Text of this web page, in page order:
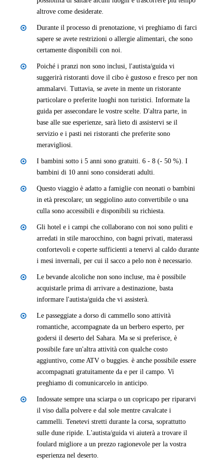
altrove come desiderate.
Durante il processo di prenotazione, vi preghiamo di farci
sapere se avete restrizioni o allergie alimentari, che sono
certamente disponibili con noi.
Poiché i pranzi non sono inclusi, l'autista/guida vi
suggerirà ristoranti dove il cibo è gustoso e fresco per non
ammalarvi. Tuttavia, se avete in mente un ristorante
particolare o preferite luoghi non turistici. Informate la
guida per assecondare le vostre scelte. D'altra parte, in
base alle sue esperienze, sarà lieto di assistervi se il
servizio e i pasti nei ristoranti che preferite sono
meravigliosi.
I bambini sotto i 5 anni sono gratuiti. 6 - 8 (- 50 %). I
bambini di 10 anni sono considerati adulti.
Questo viaggio è adatto a famiglie con neonati o bambini
in età prescolare; un seggiolino auto convertibile o una
culla sono accessibili e disponibili su richiesta.
Gli hotel e i campi che collaborano con noi sono puliti e
arredati in stile marocchino, con bagni privati, materassi
confortevoli e coperte sufficienti a tenervi al caldo durante
i mesi invernali, per cui il sacco a pelo non è necessario.
Le bevande alcoliche non sono incluse, ma è possibile
acquistarle prima di arrivare a destinazione, basta
informare l'autista/guida che vi assisterà.
Le passeggiate a dorso di cammello sono attività
romantiche, accompagnate da un berbero esperto, per
godersi il deserto del Sahara. Ma se si preferisce, è
possibile fare un'altra attività con qualche costo
aggiuntivo, come ATV o buggies. è anche possibile essere
accompagnati gratuitamente da e per il campo. Vi
preghiamo di comunicarcelo in anticipo.
Indossate sempre una sciarpa o un copricapo per ripararvi
il viso dalla polvere e dal sole mentre cavalcate i
cammelli. Tenetevi stretti durante la corsa, soprattutto
sulle dune ripide. L'autista/guida vi aiuterà a trovare il
foulard migliore a un prezzo ragionevole per la vostra
esperienza nel deserto.